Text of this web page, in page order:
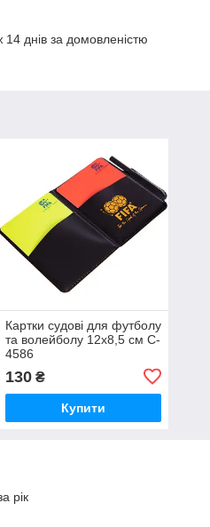
днів за домовленістю
Картки судові для футболу
та волейболу 12x8,5 см C-
4586
130₴
Купити
рік